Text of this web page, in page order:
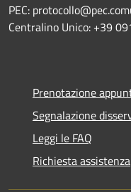
PEC:
Centralino Unico: +39
Prenotazione
Segnalazione
Leggi le FAQ
Richiesta assistenza